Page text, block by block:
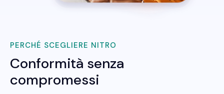
PERCHÉ SCEGLIERE NITRO
Conformità senza
compromessi